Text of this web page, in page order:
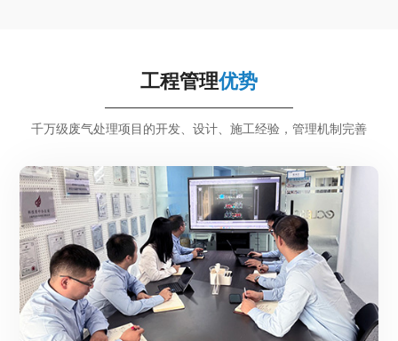
工程管理优势
千万级废气处理项目的开发、设计、施工经验，管理机制完善